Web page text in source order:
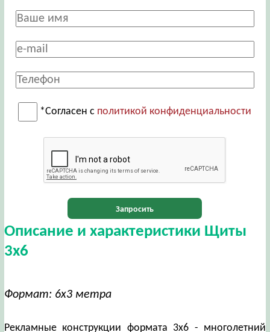
*Согласен с политикой конфиденциальности
Запросить
Описание и характеристики Щиты
3х6
Формат: 6х3 метра
Рекламные конструкции формата 3х6 - многолетний